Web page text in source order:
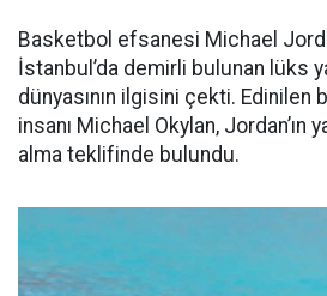
Basketbol efsanesi Michael
İstanbul’da demirli bulunan lüks
dünyasının ilgisini çekti. Edinilen
insanı Michael Okylan, Jordan’ın
alma teklifinde bulundu.